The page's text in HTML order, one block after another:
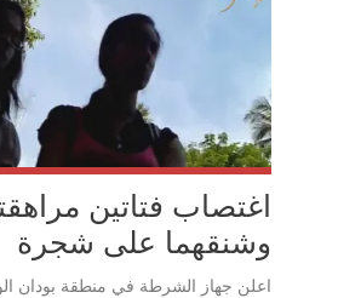
اغتصاب فتاتين
وشنقهما على شجرة
اعلن جهاز الشرطة في منطقة بودان